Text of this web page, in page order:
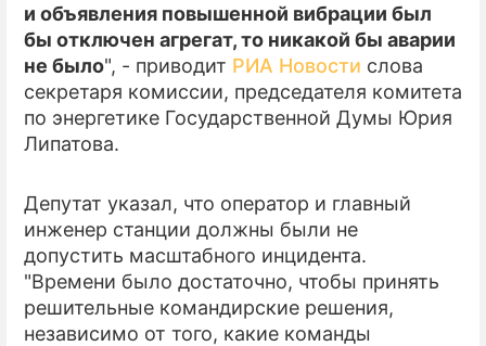
ИГРЫ
ПРЕСС-РЕЛИЗЫ
О ПРОЕКТЕ
и объявления повышенной вибрации был
бы отключен агрегат, то никакой бы аварии
не было", - приводит РИА Новости слова
секретаря комиссии, председателя комитета
по энергетике Государственной Думы Юрия
Липатова.
Депутат указал, что оператор и главный
инженер станции должны были не
допустить масштабного инцидента.
"Времени было достаточно, чтобы принять
решительные командирские решения,
независимо от того, какие команды